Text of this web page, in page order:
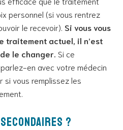
personnel (si vous rentrez
le recevoir). Si vous vous
traitement actuel, il n’est
le changer. Si ce
en avec votre médecin
si vous remplissez les
?